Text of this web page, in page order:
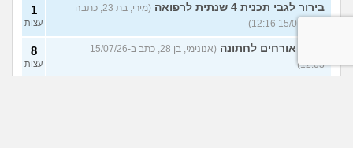
בירור לגבי תכנית 4 שנתית לרפואה
(מירי, בת 23, כתבה
1
עצות
כמות אורחים לחתונה
(אנונימי, בן 28, כתב ב-15/07/26
12:03)
8
עצות